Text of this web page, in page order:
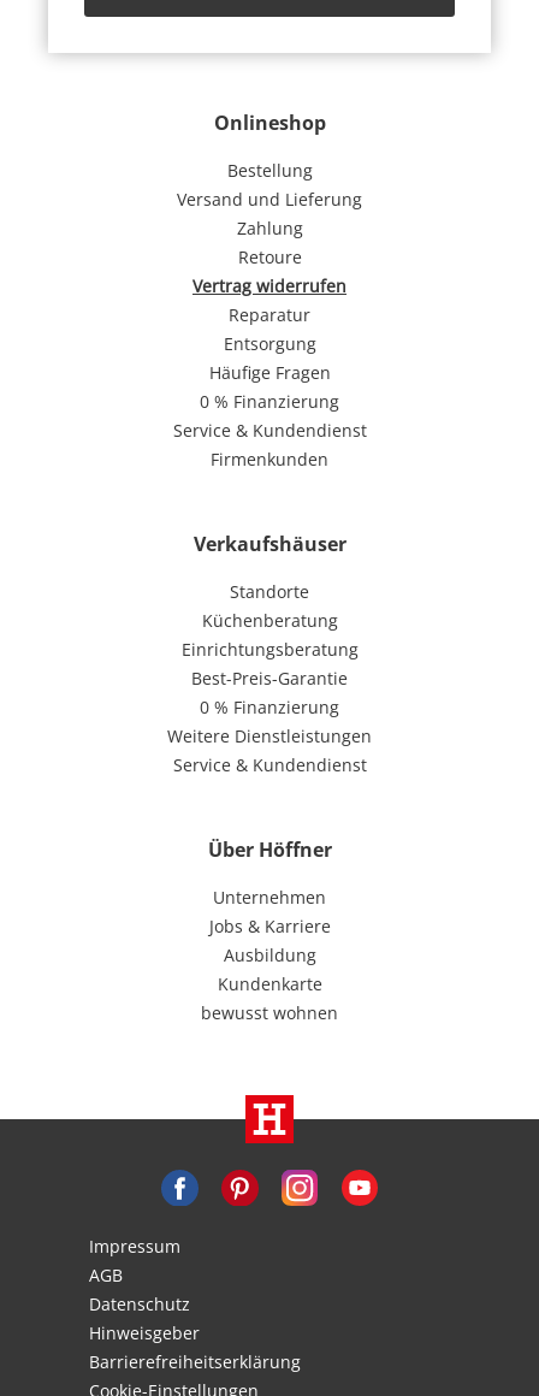
Onlineshop
Bestellung
Versand und Lieferung
Zahlung
Retoure
Vertrag widerrufen
Reparatur
Entsorgung
Häufige Fragen
0 % Finanzierung
Service & Kundendienst
Firmenkunden
Verkaufshäuser
Standorte
Küchenberatung
Einrichtungsberatung
Best-Preis-Garantie
0 % Finanzierung
Weitere Dienstleistungen
Service & Kundendienst
Über Höffner
Unternehmen
Jobs & Karriere
Ausbildung
Kundenkarte
bewusst wohnen
Impressum
AGB
Datenschutz
Hinweisgeber
Barrierefreiheitserklärung
Cookie-Einstellungen